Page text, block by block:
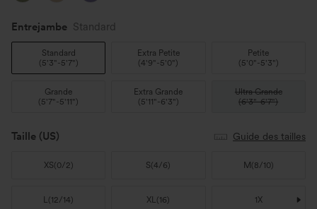
Entrejambe️ Standard
Standard
(5'3"-5'7")
Extra Petite
(4'9"-5'0")
Petite
(5'0"-5'3")
Grande
(5'7"-5'11")
Extra Grande
(5'11"-6'3")
Ultra Grande
(6'3"-6'7")
Taille (US) Guide des tailles
XS(0/2) S(4/6) M (8/10)
L(12/14) XL(16) 1X